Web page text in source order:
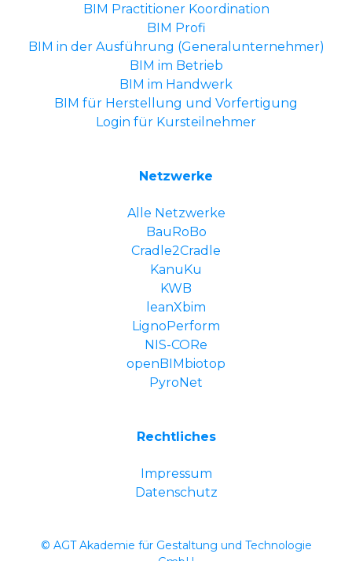
BIM Practitioner Koordination
BIM Profi
BIM in der Ausführung (Generalunternehmer)
BIM im Betrieb
BIM im Handwerk
BIM für Herstellung und Vorfertigung
Login für Kursteilnehmer
Netzwerke
Alle Netzwerke
BauRoBo
Cradle2Cradle
KanuKu
KWB
leanXbim
LignoPerform
NIS-CORe
openBIMbiotop
PyroNet
Rechtliches
Impressum
Datenschutz
© AGT Akademie für Gestaltung und Technologie